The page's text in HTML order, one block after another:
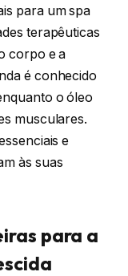
para um spa
terapêuticas
corpo e a
é conhecido
o óleo
musculares.
e
às suas
para a